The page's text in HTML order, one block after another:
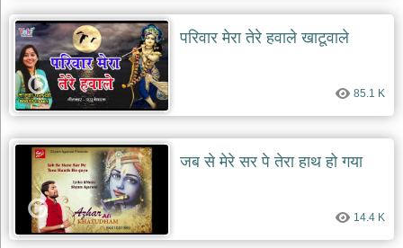
bhajans
शनि
देव
भजन
shani
dev
आज
का
भजन
bhajan
the
day
परिवार मेरा तेरे हवाले खाटूवाले
85.1 K
जब से मेरे सर पे तेरा हाथ हो गया
14.4 K